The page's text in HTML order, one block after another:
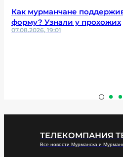
Как мурманчане
форму? Узнали у прохожих
07.08.2026, 19:01
ТЕЛЕКОМПАНИЯ
Все новости Мурманска и